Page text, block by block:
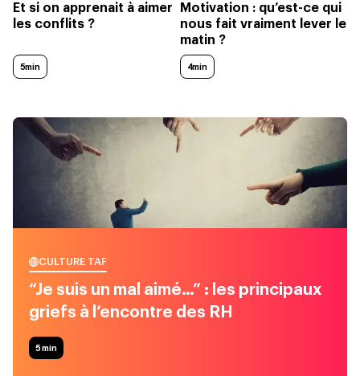
Et si on apprenait à aimer
les conflits ?
5min
Motivation : qu’est-ce qui
nous fait vraiment lever le
matin ?
4min
CULTURE TAF
“Je suis un mal aimé…” : les principaux
griefs à l’encontre des RH
5min